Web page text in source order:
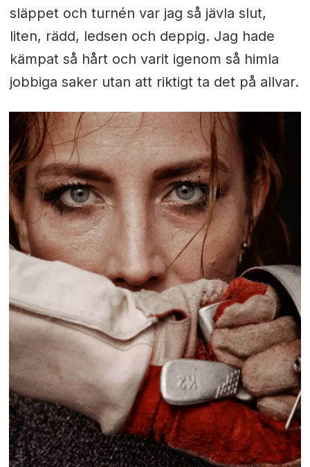
släppet och turnén var jag så jävla slut,
liten, rädd, ledsen och deppig. Jag hade
kämpat så hårt och varit igenom så himla
jobbiga saker utan att riktigt ta det på allvar.